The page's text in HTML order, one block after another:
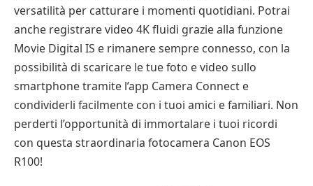
versatilità per catturare i momenti quotidiani. Potrai
anche registrare video 4K fluidi grazie alla funzione
Movie Digital IS e rimanere sempre connesso, con la
possibilità di scaricare le tue foto e video sullo
smartphone tramite l’app Camera Connect e
condividerli facilmente con i tuoi amici e familiari. Non
perderti l’opportunità di immortalare i tuoi ricordi
con questa straordinaria fotocamera Canon EOS
R100!